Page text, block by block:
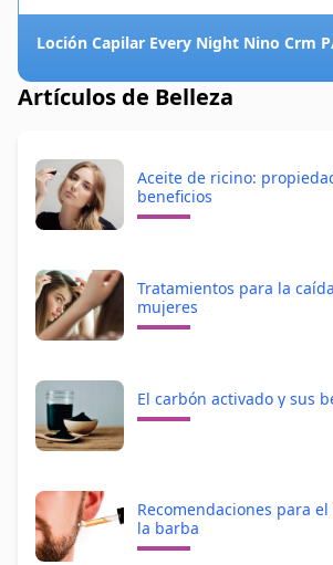
Artículos de Belleza
Aceite de ricino:
beneficios
Tratamientos para la
mujeres
El carbón activado y sus
Recomendaciones para
la barba